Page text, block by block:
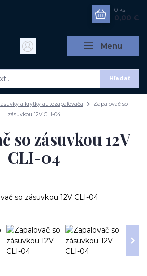
Menu
Hľadať
0 ks
0,00 €
a krytky autozapaľovača
Zapalovač so
zásuvkou 12V CLI-04
so zásuvkou 12V
CLI-04